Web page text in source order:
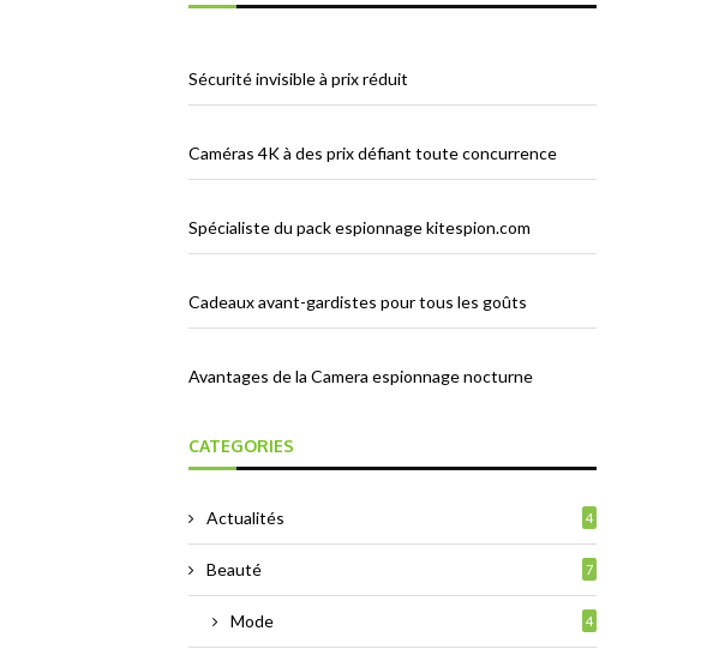
Sécurité invisible à prix réduit
Caméras 4K à des prix défiant toute concurrence
Spécialiste du pack espionnage kitespion.com
Cadeaux avant-gardistes pour tous les goûts
Avantages de la Camera espionnage nocturne
CATEGORIES
Actualités 4
Beauté 7
Mode 4